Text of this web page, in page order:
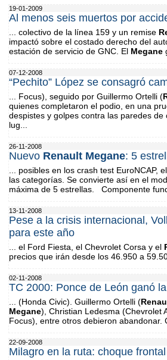
19-01-2009
Al menos seis muertos por
... colectivo de la línea 159 y un remise
impactó sobre el costado derecho del
estación de servicio de GNC. El Megane
07-12-2008
“Pechito” López se consagró
... Focus), seguido por Guillermo Ortelli (
quienes completaron el podio, en una
despistes y golpes contra las paredes
lug...
26-11-2008
Nuevo Renault Megane: 5
... posibles en los crash test EuroNCAP,
las categorías. Se convierte así en el
máxima de 5 estrellas. Componente
13-11-2008
Pese a la crisis internacional,
para este año
... el Ford Fiesta, el Chevrolet Corsa y el
precios que irán desde los 46.950 a
02-11-2008
TC 2000: Ponce de León ganó
... (Honda Civic). Guillermo Ortelli (
Megane), Christian Ledesma (Chevrolet
Focus), entre otros debieron
22-09-2008
Milagro en la ruta: choque